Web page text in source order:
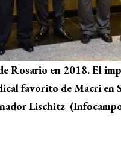
Rosario en 2018. El
favorito de Macri en
Lischitz